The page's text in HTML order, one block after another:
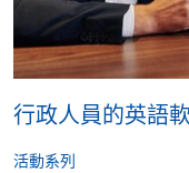
行政人員的英語
活動系列